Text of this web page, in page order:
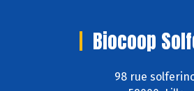
Biocoop
98 rue